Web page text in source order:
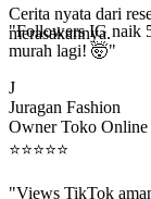
Cerita nyata dari
merasakannya.
"Followers IG naik
murah lagi! 🤯"
Juragan Fashion
Owner Toko Online
⭐⭐⭐⭐ ⭐